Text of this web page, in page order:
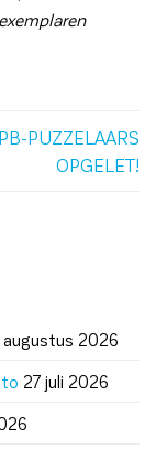
PUZZELAARS
OPGELET!
augustus 2026
27 juli 2026